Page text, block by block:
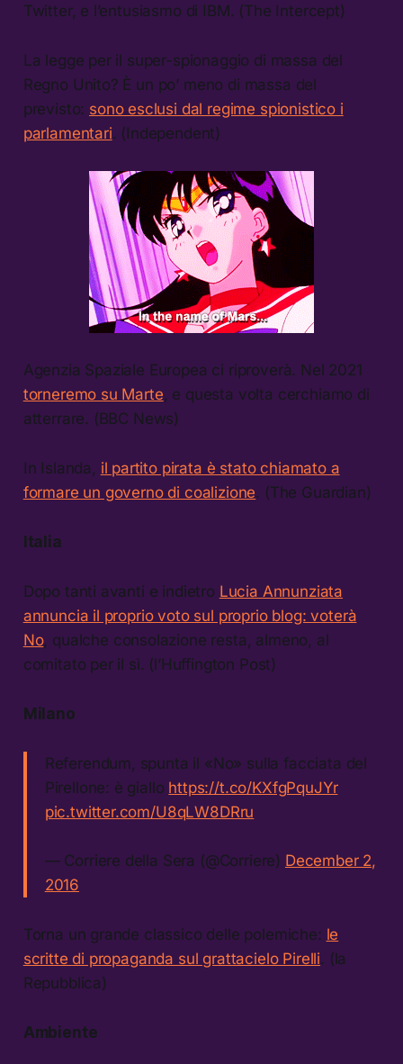
Twitter, e l’entusiasmo di IBM. (The Intercept)
La legge per il super-spionaggio di massa del
Regno Unito? È un po’ meno di massa del
previsto: sono esclusi dal regime spionistico i
parlamentari. (Independent)
Agenzia Spaziale Europea ci riproverà. Nel 2021
torneremo su Marte , e questa volta cerchiamo di
atterrare. (BBC News)
In Islanda, il partito pirata è stato chiamato a
formare un governo di coalizione. (The Guardian)
Italia
Dopo tanti avanti e indietro Lucia Annunziata
annuncia il proprio voto sul proprio blog: voterà
No, qualche consolazione resta, almeno, al
comitato per il sì. (l’Huffington Post)
Milano
Referendum, spunta il «No» sulla facciata del
Pirellone: è giallo https://t.co/KXfgPquJYr
pic.twitter.com/U8qLW8DRru
— Corriere della Sera (@Corriere) December 2,
2016
Torna un grande classico delle polemiche: le
scritte di propaganda sul grattacielo Pirelli. (la
Repubblica)
Ambiente